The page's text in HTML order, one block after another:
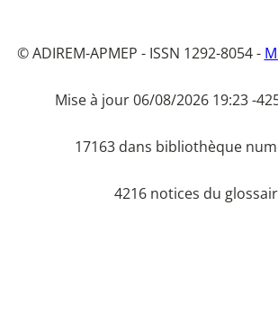
© ADIREM-APMEP - ISSN 1292-8054 -
Mise à jour 06/08/2026 19:23 -
17163 dans bibliothèque
4216 notices du